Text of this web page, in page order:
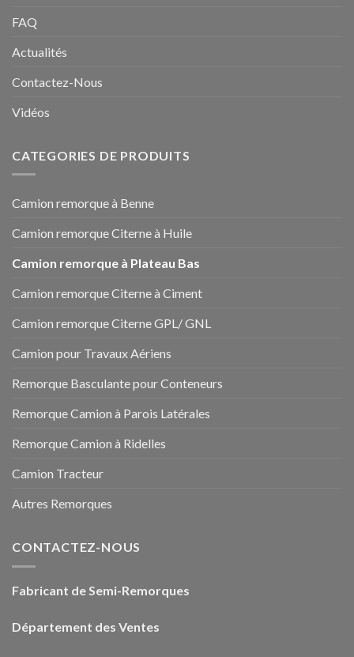
FAQ
Actualités
Contactez-Nous
Vidéos
CATEGORIES DE PRODUITS
Camion remorque à Benne
Camion remorque Citerne à Huile
Camion remorque à Plateau Bas
Camion remorque Citerne à Ciment
Camion remorque Citerne GPL/ GNL
Camion pour Travaux Aériens
Remorque Basculante pour Conteneurs
Remorque Camion à Parois Latérales
Remorque Camion à Ridelles
Camion Tracteur
Autres Remorques
CONTACTEZ-NOUS
Fabricant de Semi-Remorques
Département des Ventes